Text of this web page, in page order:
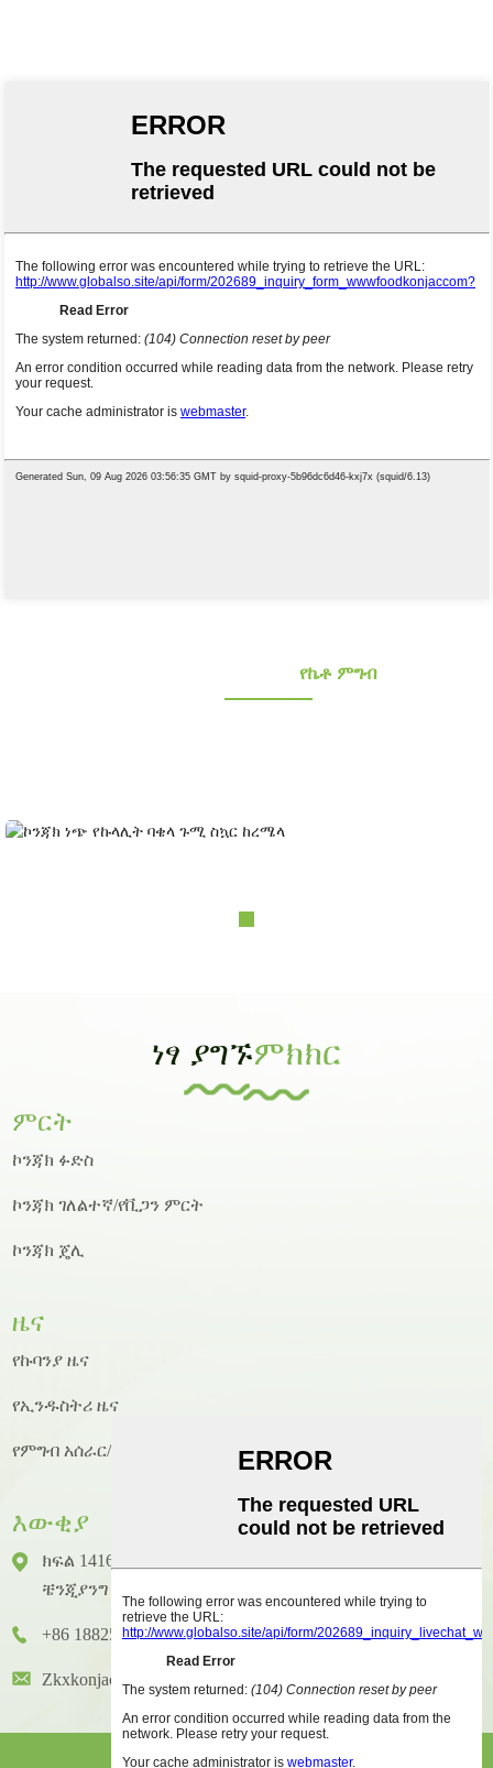
የኬቶ ምግብ
ነፃ ያግኙምክክር
ምርት
ኮንጃክ ፉድስ
ኮንጃክ ገለልተኛ/የቪጋን ምርት
ኮንጃክ ጄሊ
ዜና
የኩባንያ ዜና
የኢንዱስትሪ ዜና
የምግብ አሰራር/የምግብ አሰራር ዜና
እውቂያ
ክፍል 1416 ፣ ፎቅ 14 ፣ ጁንሃኦ ዓለም አቀፍ ህንፃ ፣ ቁጥር 2 ፣
ቼንጂያንግ ዞንግካይ ጎዳና ፣ ሁዪቼንግ አውራጃ ፣ ሁዩዙ ከተማ
+86 18825458362
Zkxkonjac@hzzkx.com